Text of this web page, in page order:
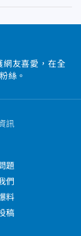
網友喜愛，在全
絲。
訊
題
們
料
稿